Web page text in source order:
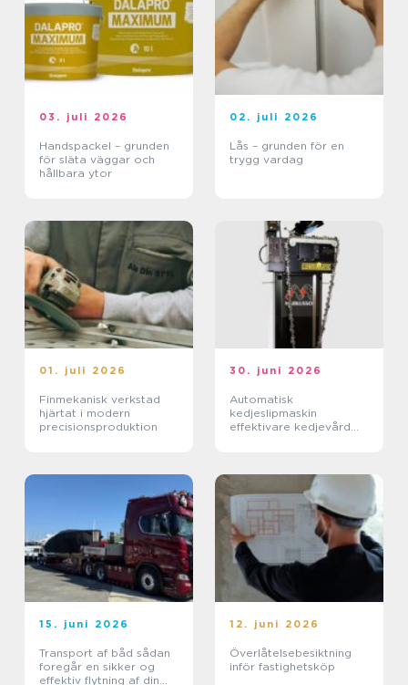
03. juli 2026
Handspackel – grunden
för släta väggar och
hållbara ytor
02. juli 2026
Lås – grunden för en
trygg vardag
01. juli 2026
Finmekanisk verkstad
hjärtat i modern
precisionsproduktion
30. juni 2026
Automatisk
kedjeslipmaskin
effektivare kedjevård
15. juni 2026
Transport af båd sådan
foregår en sikker og
effektiv flytning af din
12. juni 2026
Överlåtelsebesiktning
inför fastighetsköp